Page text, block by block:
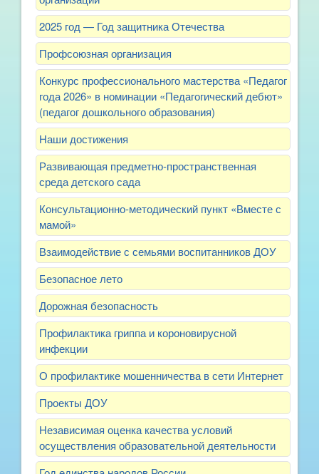
2025 год — Год защитника Отечества
Профсоюзная организация
Конкурс профессионального мастерства «Педагог
года 2026» в номинации «Педагогический дебют»
(педагог дошкольного образования)
Наши достижения
Развивающая предметно-пространственная
среда детского сада
Консультационно-методический пункт «Вместе с
мамой»
Взаимодействие с семьями воспитанников ДОУ
Безопасное лето
Дорожная безопасность
Профилактика гриппа и короновирусной
инфекции
О профилактике мошенничества в сети Интернет
Проекты ДОУ
Независимая оценка качества условий
осуществления образовательной деятельности